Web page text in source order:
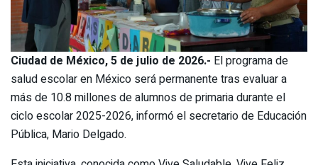
Ciudad de México, 5 de julio de 2026.- El programa de
salud escolar en México será permanente tras evaluar a
más de 10.8 millones de alumnos de primaria durante el
ciclo escolar 2025-2026, informó el secretario de Educación
Pública, Mario Delgado.